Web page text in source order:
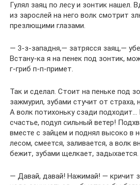
Гулял заяц по лесу и зонтик нашел.
из зарослей на него волк смотрит
презлющими глазами.
— 3-з-западня,— затрясся заяц,—
Встану-ка я на пенек под зонтик,
г-гриб п-п-примет.
Так и сделал. Стоит на пеньке под
зажмурил, зубами стучит от страха,
А волк потихоньку сзади подходит…
счастье, подул сильный ветер!
вместе с зайцем и поднял высоко в
лесом, смеется, заливается, а волк
бежит, зубами щелкает, задыхается.
— Давай, давай! Нажимай! — кричит